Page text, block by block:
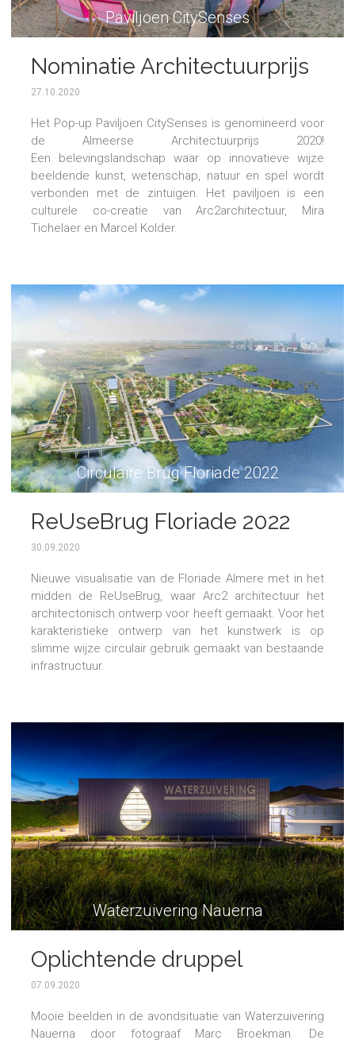
Paviljoen CitySenses
Nominatie Architectuurprijs
27.10.2020
Het Pop-up Paviljoen CitySenses is genomineerd voor
de Almeerse Architectuurprijs 2020!
Een belevingslandschap waar op innovatieve wijze
beeldende kunst, wetenschap, natuur en spel wordt
verbonden met de zintuigen. Het paviljoen is een
culturele co-creatie van Arc2architectuur, Mira
Tichelaer en Marcel Kolder.
Circulaire Brug Floriade 2022
ReUseBrug Floriade 2022
30.09.2020
Nieuwe visualisatie van de Floriade Almere met in het
midden de ReUseBrug, waar Arc2 architectuur het
architectonisch ontwerp voor heeft gemaakt. Voor het
karakteristieke ontwerp van het kunstwerk is op
slimme wijze circulair gebruik gemaakt van bestaande
infrastructuur.
Waterzuivering Nauerna
Oplichtende druppel
Waterzuivering
07.09.2020
Mooie beelden in de avondsituatie van Waterzuivering
Nauerna door fotograaf Marc Broekman. De